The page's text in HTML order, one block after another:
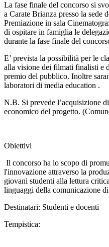
La fase finale del concorso si
a Carate Brianza presso la sede
Premiazione in sala
di ospitare in famiglia le
durante la fase finale del
E’ prevista la possibilità per le
alla visione dei filmati finalisti e
premio del pubblico. Inoltre
laboratori di media education .
N.B. Si prevede l’acquisizione
economico del progetto.
Obiettivi
Il concorso ha lo scopo di
l'innovazione attraverso la
giovani studenti alla lettura
linguaggi della comunicazione di
Destinatari: Studenti e docenti
Tempistica: